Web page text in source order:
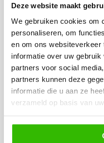
Deze website maakt
We gebruiken cookies om
personaliseren, om
en om ons
informatie over uw
partners voor social
partners kunnen deze
informatie die u aan ze
verzameld op basis van
prijken onze
gerenommeerde
zoalsCake
Magazineen
Magazine .
Als lid van de
groep “Cake
garanderen we